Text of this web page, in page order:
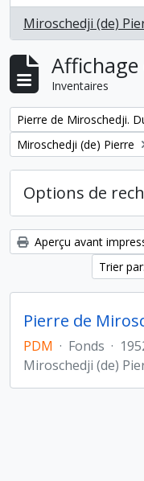
Miroschedji (de)
, 1 résultats
Inventaires
Remove filter:
Remove filter:
Miroschedji (de) Pierre
Options de
Aperçu avant
Trier
PDM · Fonds ·
Miroschedji (de)